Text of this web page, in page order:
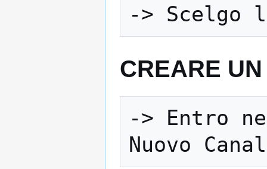
CREARE
-> Entro